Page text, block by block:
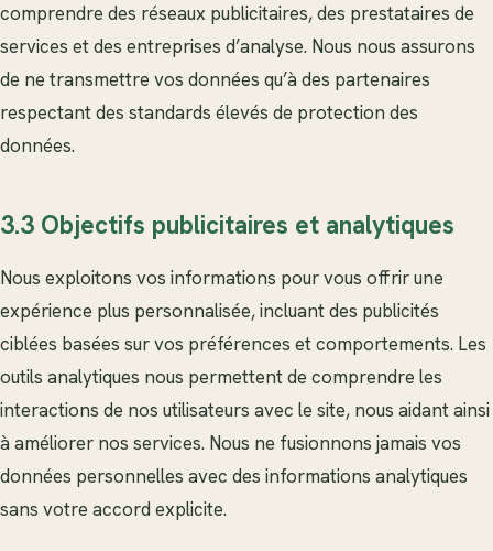
comprendre des réseaux publicitaires, des prestataires de
services et des entreprises d’analyse. Nous nous assurons
de ne transmettre vos données qu’à des partenaires
respectant des standards élevés de protection des
données.
3.3 Objectifs publicitaires et analytiques
Nous exploitons vos informations pour vous offrir une
expérience plus personnalisée, incluant des publicités
ciblées basées sur vos préférences et comportements. Les
outils analytiques nous permettent de comprendre les
interactions de nos utilisateurs avec le site, nous aidant ainsi
à améliorer nos services. Nous ne fusionnons jamais vos
données personnelles avec des informations analytiques
sans votre accord explicite.